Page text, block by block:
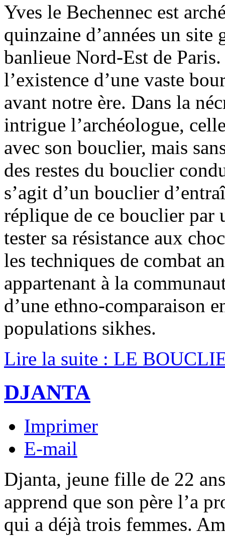
Yves le Bechennec est
quinzaine d’années un
banlieue Nord-Est de
l’existence d’une vaste
avant notre ère. Dans la
intrigue l’archéologue,
avec son bouclier, mais
des restes du bouclier
s’agit d’un bouclier
réplique de ce bouclier par
tester sa résistance aux
les techniques de combat
appartenant à la
d’une ethno-comparaison
populations sikhes.
Lire la suite : LE
DJANTA
Imprimer
E-mail
Djanta, jeune fille de 22
apprend que son père l’a
qui a déjà trois femmes.